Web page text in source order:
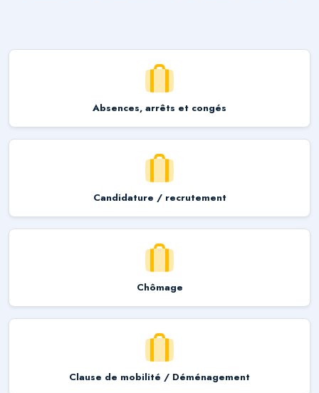
Absences, arrêts et congés
Candidature / recrutement
Chômage
Clause de mobilité / Déménagement